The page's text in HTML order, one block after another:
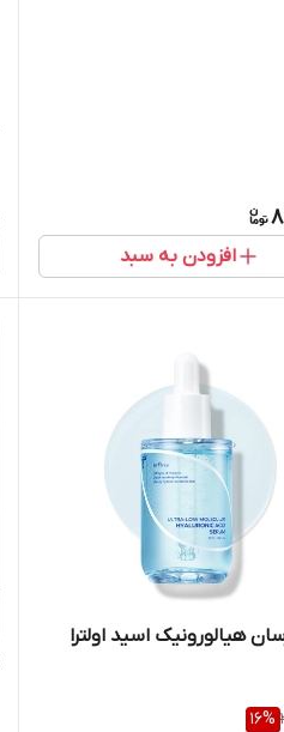
افزودن به سبد
هیالورونیک اسید اولترا
16%